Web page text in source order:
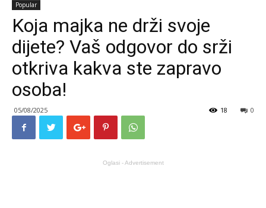
Popular
Koja majka ne drži svoje
dijete? Vaš odgovor do srži
otkriva kakva ste zapravo
osoba!
05/08/2025 0
18
Oglasi - Advertisement